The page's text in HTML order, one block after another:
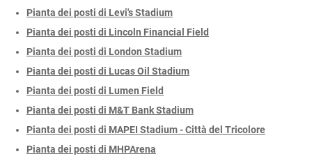
Pianta dei posti di Levi's Stadium
Pianta dei posti di Lincoln Financial Field
Pianta dei posti di London Stadium
Pianta dei posti di Lucas Oil Stadium
Pianta dei posti di Lumen Field
Pianta dei posti di M&T Bank Stadium
Pianta dei posti di MAPEI Stadium - Città del Tricolore
Pianta dei posti di MHPArena